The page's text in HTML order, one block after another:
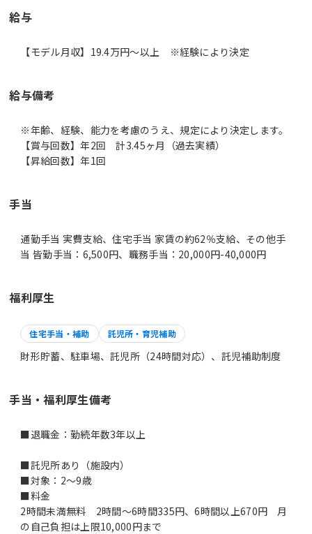
給与
【モデル月収】19.4万円〜以上 ※経験により決定
給与備考
※年齢、経験、能力を考慮のうえ、規定により決定します。
【賞与回数】年2回 計3.45ヶ月（過去実績）
【昇給回数】年1回
手当
通勤手当 実費支給、住宅手当 家賃の約62％支給、その他手
当 皆勤手当：6,500円、職務手当：20,000円-40,000円
福利厚生
住宅手当・補助 託児所・育児補助
財形貯蓄、駐車場、託児所（24時間対応）、託児補助制度
手当・福利厚生備考
■退職金：勤続年数3年以上
■託児所あり（施設内）
■対象：2～9歳
■料金
2時間未満無料 2時間～6時間335円、6時間以上670円 月
の自己負担は上限10,000円まで